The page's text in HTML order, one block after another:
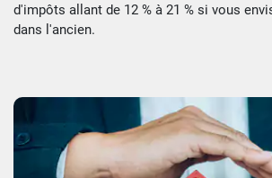
d'impôts allant de 12 % à 21 % si vous
dans l'ancien.